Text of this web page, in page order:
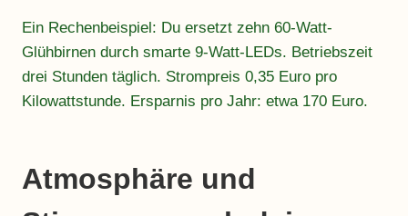
Ein Rechenbeispiel: Du ersetzt zehn 60-Watt-
Glühbirnen durch smarte 9-Watt-LEDs. Betriebszeit
drei Stunden täglich. Strompreis 0,35 Euro pro
Kilowattstunde. Ersparnis pro Jahr: etwa 170 Euro.
Atmosphäre und